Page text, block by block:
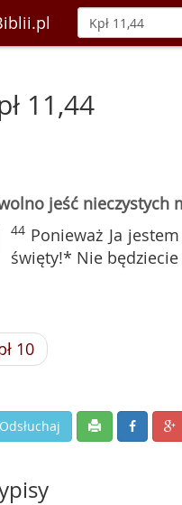
11,44
jeść nieczystych
44 Ponieważ Ja
święty!* Nie
10
Odsłuchaj